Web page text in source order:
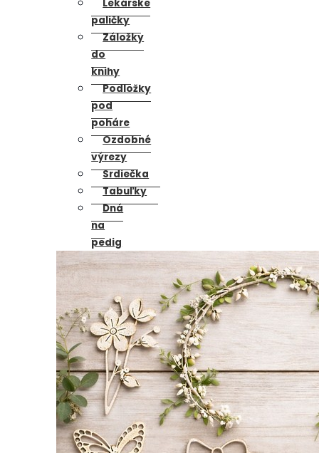
Lekárske
paličky
Záložky
do
knihy
Podložky
pod
poháre
Ozdobné
výrezy
Srdiečka
Tabuľky
Dná
na
pedig